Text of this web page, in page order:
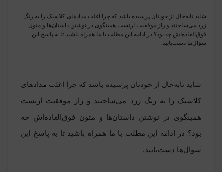
شاید تابه‌حال از خودتان پرسیده باشد که چرا اغلب مدادهای کلاسیک را به رنگ
زرد می‌ساختند و راز موفقیت ارنست همینگوی در نوشتن داستان‌ها و متون
فوق‌العاده‌اش چه بود؟ در ادامه این مطلب با ما همراه باشید تا به پاسخ این
سؤال‌ها دست‌یابید.
شاید تابه‌حال از خودتان پرسیده باشد که چرا اغلب مدادهای
کلاسیک را به رنگ زرد می‌ساختند و راز موفقیت ارنست
همینگوی در نوشتن داستان‌ها و متون فوق‌العاده‌اش چه
بود؟ در ادامه این مطلب با ما همراه باشید تا به پاسخ این
سؤال‌ها دست‌یابید.